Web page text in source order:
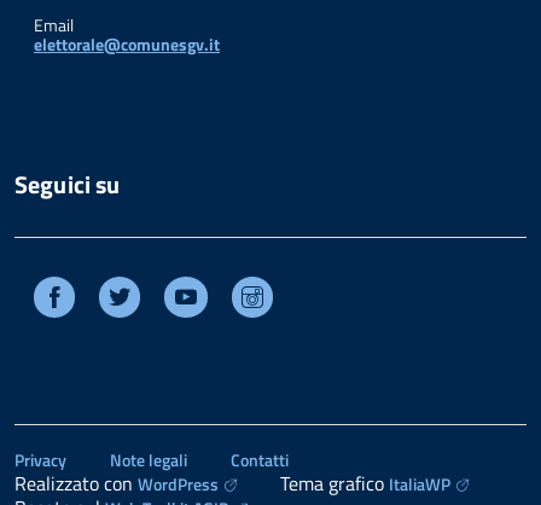
Email
elettorale@comunesgv.it
Seguici su
Facebook Twitter Youtube
Privacy Note legali Contatti
Realizzato con WordPress Tema grafico ItaliaWP